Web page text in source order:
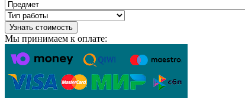
Узнать стоимость
Мы принимаем к оплате: